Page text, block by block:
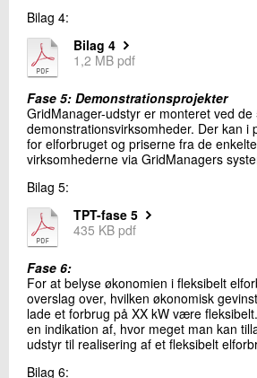
Bilag 4:
Bilag 4
1,2 MB pdf
Fase 5: Demonstrationsprojekter
GridManager-udstyr er monteret ved de
demonstrationsvirksomheder. Der kan i
for elforbruget og priserne fra de
virksomhederne via GridManagers
Bilag 5:
TPT-fase 5
435 KB pdf
Fase 6:
For at belyse økonomien i fleksibelt
overslag over, hvilken økonomisk
lade et forbrug på XX kW være
en indikation af, hvor meget man kan
udstyr til realisering af et fleksibelt
Bilag 6: